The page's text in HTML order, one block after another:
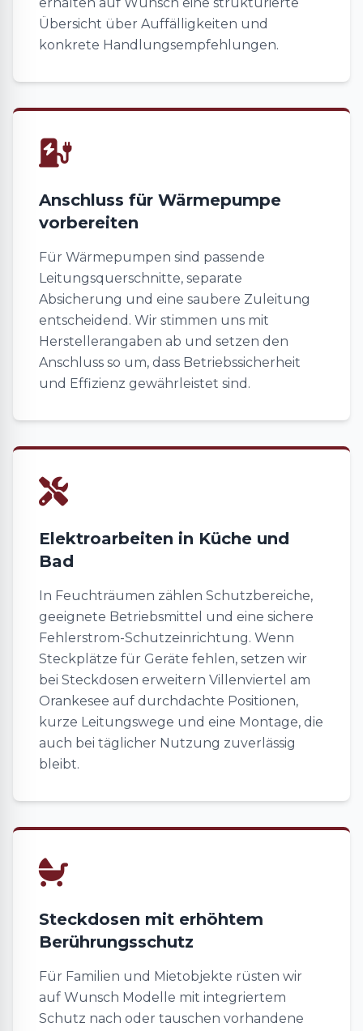
Übersicht über Auffälligkeiten und
konkrete Handlungsempfehlungen.
Anschluss für Wärmepumpe
vorbereiten
Für Wärmepumpen sind passende
Leitungsquerschnitte, separate
Absicherung und eine saubere Zuleitung
entscheidend. Wir stimmen uns mit
Herstellerangaben ab und setzen den
Anschluss so um, dass Betriebssicherheit
und Effizienz gewährleistet sind.
Elektroarbeiten in Küche und
Bad
In Feuchträumen zählen Schutzbereiche,
geeignete Betriebsmittel und eine sichere
Fehlerstrom-Schutzeinrichtung. Wenn
Steckplätze für Geräte fehlen, setzen wir
bei Steckdosen erweitern Villenviertel am
Orankesee auf durchdachte Positionen,
kurze Leitungswege und eine Montage, die
auch bei täglicher Nutzung zuverlässig
bleibt.
Steckdosen mit erhöhtem
Berührungsschutz
Für Familien und Mietobjekte rüsten wir
auf Wunsch Modelle mit integriertem
Schutz nach oder tauschen vorhandene